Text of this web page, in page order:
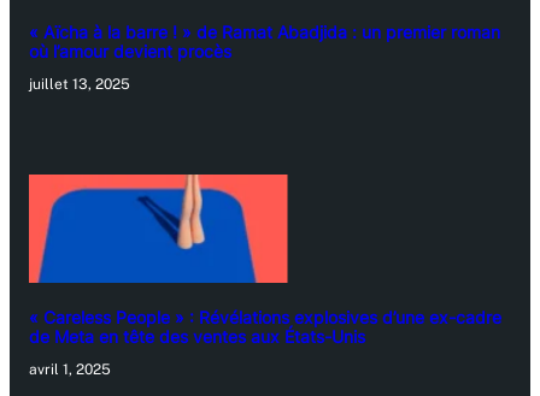
« Aïcha à la barre ! » de Ramat Abadjida : un premier roman
où l’amour devient procès
juillet 13, 2025
« Careless People » : Révélations explosives d’une ex-cadre
de Meta en tête des ventes aux États-Unis
avril 1, 2025